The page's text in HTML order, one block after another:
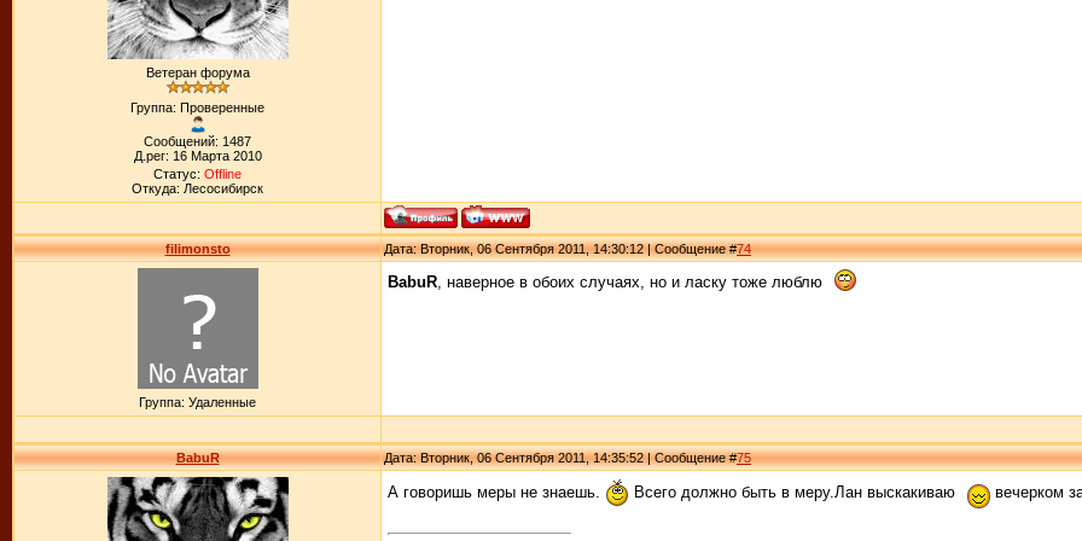
Ветеран форума
Группа: Проверенные
Сообщений: 1487
Д.рег: 16 Марта 2010
Статус: Offline
Откуда: Лесосибирск
filimonsto Дата: Вторник, 06 Сентября 2011, 14:30:12 | Сообщение #74
Группа: Удаленные
BabuR, наверное в обоих случаях, но и ласку тоже люблю
BabuR Дата: Вторник, 06 Сентября 2011, 14:35:52 | Сообщение #75
А говоришь меры не знаешь. Всего должно быть в меру.Лан выскакиваю вечерком